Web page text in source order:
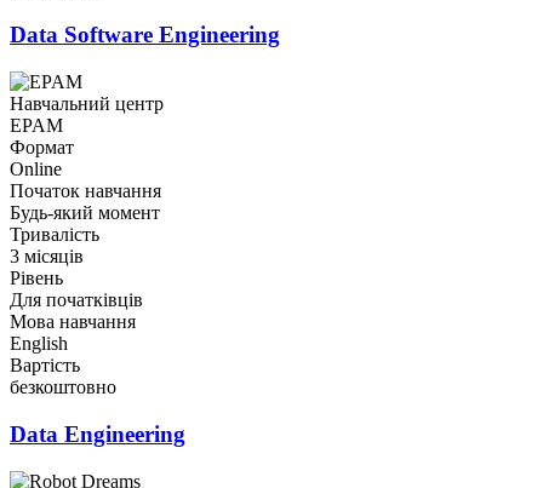
Data Software Engineering
Навчальний центр
EPAM
Формат
Online
Початок навчання
Будь-який момент
Тривалість
3 місяців
Рівень
Для початківців
Мова навчання
English
Вартість
безкоштовно
Data Engineering